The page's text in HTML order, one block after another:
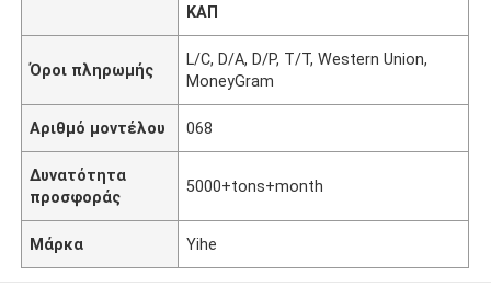
ΚΑΠ
Όροι πληρωμής
L/C, D/A, D/P, T/T, Western Union,
MoneyGram
Αριθμό μοντέλου 068
Δυνατότητα
προσφοράς
5000+tons+month
Μάρκα Yihe